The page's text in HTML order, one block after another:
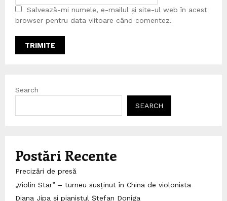
Salvează-mi numele, e-mailul și site-ul web în acest
browser pentru data viitoare când comentez.
Search
SEARCH
Postări Recente
Precizări de presă
„Violin Star” – turneu susținut în China de violonista
Diana Jipa și pianistul Ștefan Doniga